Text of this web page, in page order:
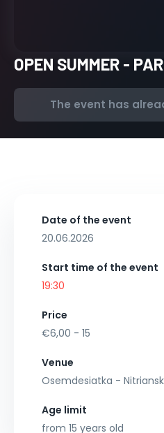
OPEN SUMMER -
The event has
Date of the event
20.06.2026
Start time of the event
19:30
Price
€6,00 - 15
Venue
Osemdesiatka -
Age limit
from 15 years old